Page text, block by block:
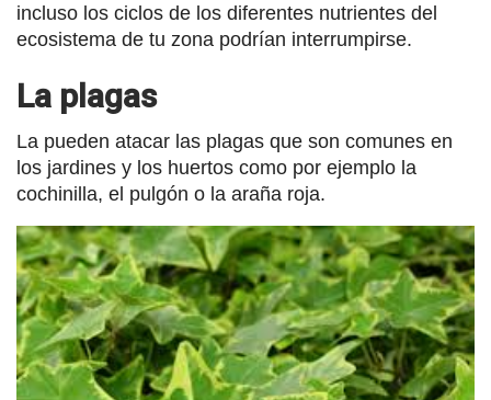
incluso los ciclos de los diferentes nutrientes del
ecosistema de tu zona podrían interrumpirse.
La plagas
La pueden atacar las plagas que son comunes en
los jardines y los huertos como por ejemplo la
cochinilla, el pulgón o la araña roja.